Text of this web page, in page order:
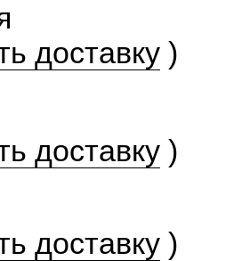
доставку )
доставку )
доставку )